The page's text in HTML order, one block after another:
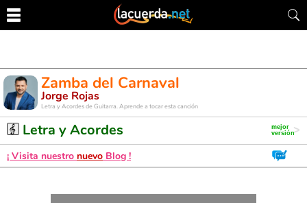
Zamba del Carnaval
Jorge Rojas
Letra y Acordes de Guitarra. Aprende a tocar esta canción
Letra y Acordes
¡ Visita nuestro nuevo Blog !